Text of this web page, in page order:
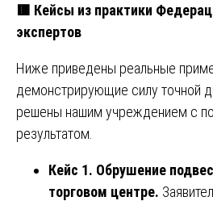
🟥 Кейсы из практики
экспертов
Ниже приведены реальные
демонстрирующие силу точной
решены нашим учреждением с
результатом.
Кейс 1. Обрушение
торговом центре.